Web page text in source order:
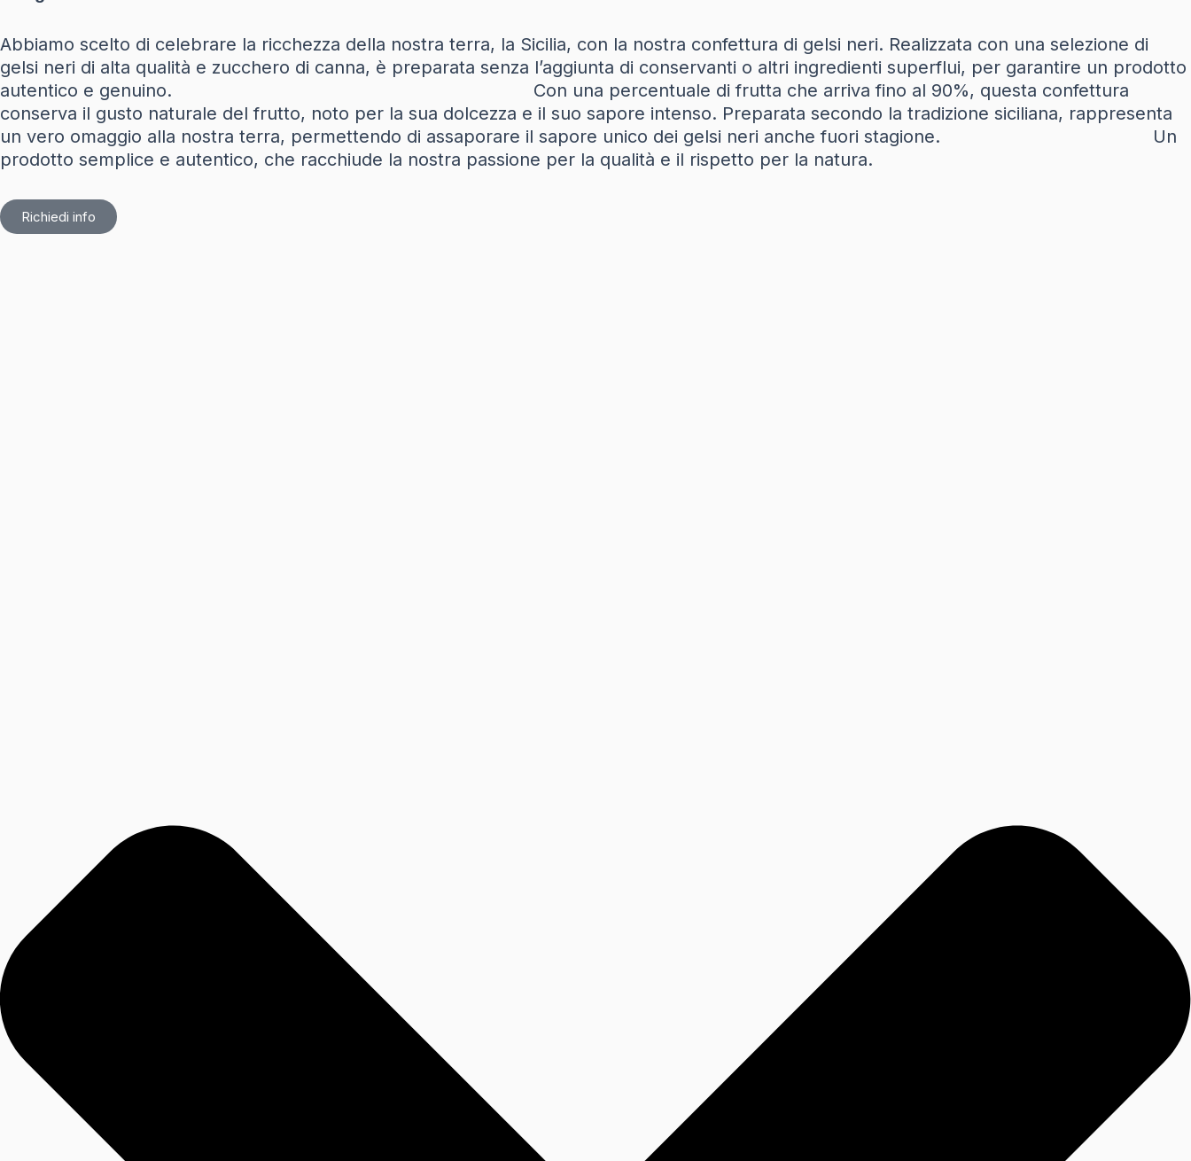
Abbiamo scelto di celebrare la ricchezza della nostra terra, la Sicilia, con la nostra confettura di gelsi neri. Realizzata con una selezione di
gelsi neri di alta qualità e zucchero di canna, è preparata senza l’aggiunta di conservanti o altri ingredienti superflui, per garantire un prodotto
autentico e genuino. Con una percentuale di frutta che arriva fino al 90%, questa confettura
conserva il gusto naturale del frutto, noto per la sua dolcezza e il suo sapore intenso. Preparata secondo la tradizione siciliana, rappresenta
un vero omaggio alla nostra terra, permettendo di assaporare il sapore unico dei gelsi neri anche fuori stagione. Un
prodotto semplice e autentico, che racchiude la nostra passione per la qualità e il rispetto per la natura.
Richiedi info